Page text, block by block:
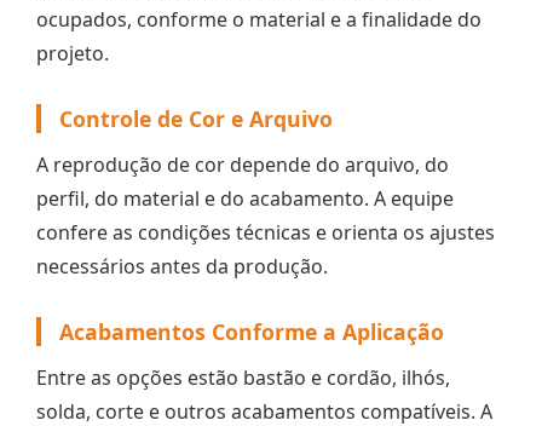
ocupados, conforme o material e a finalidade do
projeto.
Controle de Cor e Arquivo
A reprodução de cor depende do arquivo, do
perfil, do material e do acabamento. A equipe
confere as condições técnicas e orienta os ajustes
necessários antes da produção.
Acabamentos Conforme a Aplicação
Entre as opções estão bastão e cordão, ilhós,
solda, corte e outros acabamentos compatíveis. A